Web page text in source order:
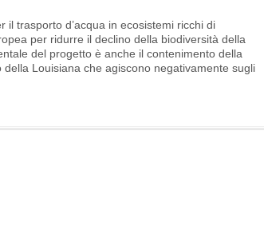
trasporto d’acqua in ecosistemi ricchi di
per ridurre il declino della biodiversità della
del progetto è anche il contenimento della
Louisiana che agiscono negativamente sugli